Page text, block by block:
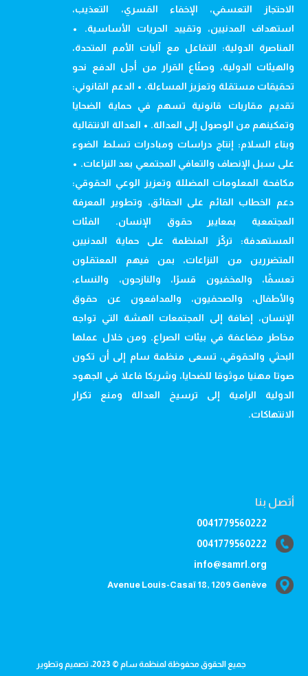
الاحتجاز التعسفي، الإخفاء القسري، التعذيب،
استهداف المدنيين، وتقييد الحريات الأساسية. •
المناصرة الدولية: التفاعل مع آليات الأمم المتحدة،
والهيئات الدولية، وصنّاع القرار من أجل الدفع نحو
تحقيقات مستقلة وتعزيز المساءلة. • الدعم القانوني:
تقديم مقاربات قانونية تسهم في حماية الضحايا
وتمكينهم من الوصول إلى العدالة. • العدالة الانتقالية
وبناء السلام: إنتاج دراسات ومبادرات تسلط الضوء
على سبل الإنصاف والتعافي المجتمعي بعد النزاعات. •
مكافحة المعلومات المضللة وتعزيز الوعي الحقوقي:
دعم الخطاب القائم على الحقائق، وتطوير المعرفة
المجتمعية بمعايير حقوق الإنسان. الفئات
المستهدفة: تركّز المنظمة على حماية المدنيين
المتضررين من النزاعات، بمن فيهم المعتقلون
تعسفًا، والمخفيون قسرًا، والنازحون، والنساء،
والأطفال، والصحفيون، والمدافعون عن حقوق
الإنسان، إضافة إلى المجتمعات الهشة التي تواجه
مخاطر مضاعفة في بيئات الصراع. ومن خلال عملها
البحثي والحقوقي، تسعى منظمة سام إلى أن تكون
صوتا مهنيا موثوقا للضحايا، وشريكا فاعلا في الجهود
الدولية الرامية إلى ترسيخ العدالة ومنع تكرار
الانتهاكات.
أتصل بنا
0041779560222
0041779560222
info@samrl.org
Avenue Louis-Casaï 18, 1209 Genève
جميع الحقوق محفوظة لمنظمة سام © 2023، تصميم وتطوير